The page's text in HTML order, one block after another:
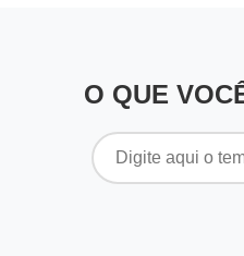
O QUE
Pesquisar
por: